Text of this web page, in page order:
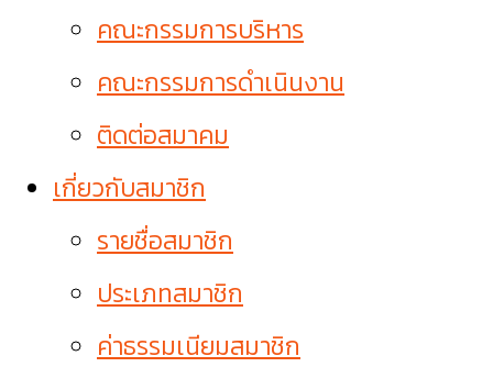
คณะกรรมการบริหาร
คณะกรรมการดำเนินงาน
ติดต่อสมาคม
เกี่ยวกับสมาชิก
รายชื่อสมาชิก
ประเภทสมาชิก
ค่าธรรมเนียมสมาชิก